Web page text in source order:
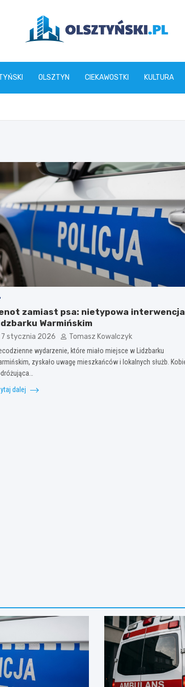
olsztynski.pl
OLSZTYN CIEKAWOSTKI KULTURA
zamiast psa: nietypowa
Warmińskim
7 stycznia 2026 Tomasz Kowalczyk
wydarzenie, które miało miejsce w Lidzbarku
zyskało uwagę mieszkańców i lokalnych służb.
dalej